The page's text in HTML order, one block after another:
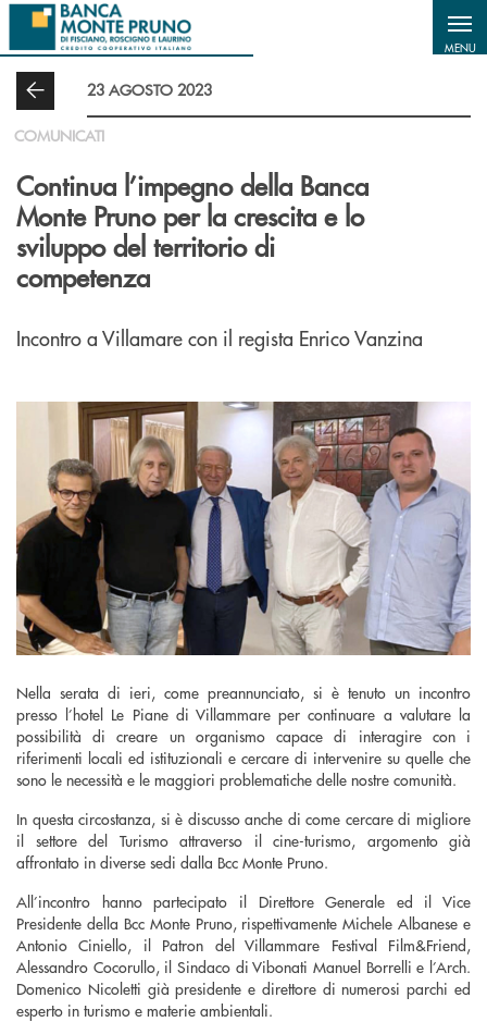
Salta al contenuto principale
MENU
23 AGOSTO 2023
COMUNICATI
Continua l’impegno della Banca
Monte Pruno per la crescita e lo
sviluppo del territorio di
competenza
Incontro a Villamare con il regista Enrico Vanzina
Nella serata di ieri, come preannunciato, si è tenuto un incontro
presso l’hotel Le Piane di Villammare per continuare a valutare la
possibilità di creare un organismo capace di interagire con i
riferimenti locali ed istituzionali e cercare di intervenire su quelle che
sono le necessità e le maggiori problematiche delle nostre comunità.
In questa circostanza, si è discusso anche di come cercare di migliore
il settore del Turismo attraverso il cine-turismo, argomento già
affrontato in diverse sedi dalla Bcc Monte Pruno.
All’incontro hanno partecipato il Direttore Generale ed il Vice
Presidente della Bcc Monte Pruno, rispettivamente Michele Albanese e
Antonio Ciniello, il Patron del Villammare Festival Film&Friend,
Alessandro Cocorullo, il Sindaco di Vibonati Manuel Borrelli e l’Arch.
Domenico Nicoletti già presidente e direttore di numerosi parchi ed
esperto in turismo e materie ambientali.